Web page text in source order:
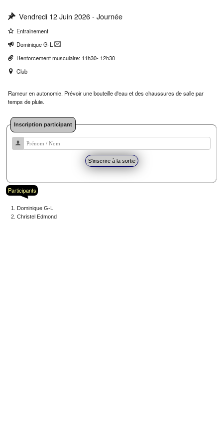
Vendredi 12 Juin 2026 - Journée
Entrainement
Dominique G-L
Renforcement musculaire: 11h30- 12h30
Club
Rameur en autonomie. Prévoir une bouteille d'eau et des chaussures de salle par
temps de pluie.
Inscription participant
Participants
Dominique G-L
Christel Edmond